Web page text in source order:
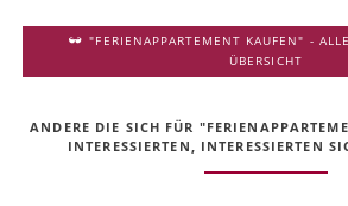
"FERIENAPPARTEMENT KAUFEN" -
ÜBERSICHT
ANDERE DIE SICH FÜR
INTERESSIERTEN, INTERESSIERTEN